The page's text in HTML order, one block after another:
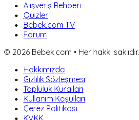
Alışveriş Rehberi
Quizler
Bebek.com TV
Forum
© 2026 Bebek.com • Her hakkı saklıdır.
Hakkımızda
Gizlilik Sözleşmesi
Topluluk Kuralları
Kullanım Koşulları
Çerez Politikası